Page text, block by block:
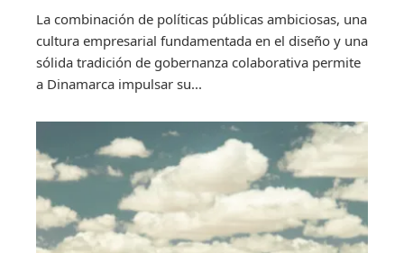
La combinación de políticas públicas ambiciosas, una
cultura empresarial fundamentada en el diseño y una
sólida tradición de gobernanza colaborativa permite
a Dinamarca impulsar su...